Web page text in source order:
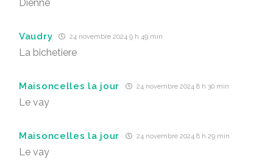
Dienne
Vaudry 24 novembre 2024 9 h 49 min
La bichetiere
Maisoncelles la jour 24 novembre 2024 8 h 30 min
Le vay
Maisoncelles la jour 24 novembre 2024 8 h 29 min
Le vay